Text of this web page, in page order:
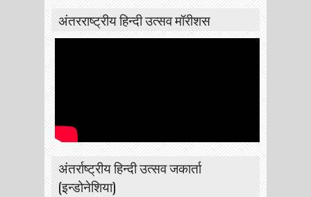
अंतरराष्ट्रीय हिन्दी उत्सव मॉरीशस
अंतर्राष्ट्रीय हिन्दी उत्सव जकार्ता
(इन्डोनेशिया)